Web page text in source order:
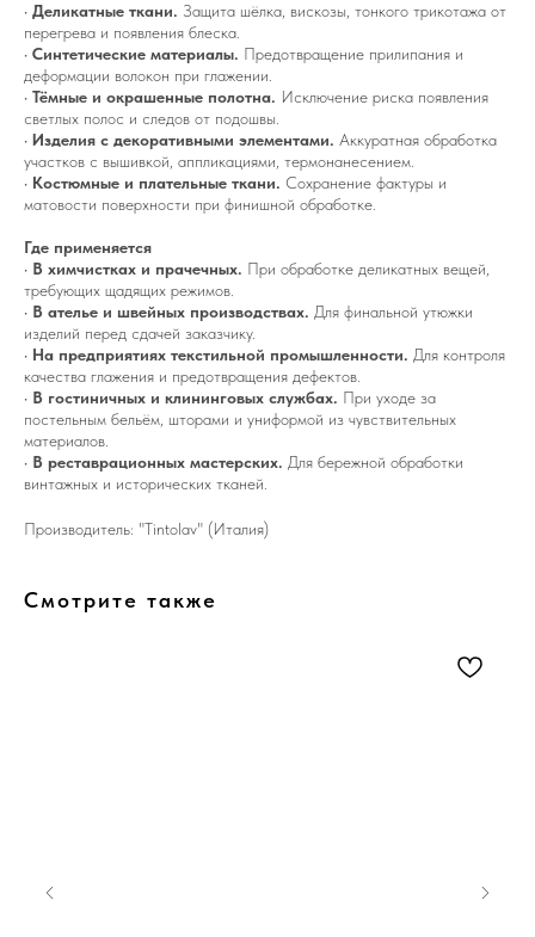
• Деликатные ткани. Защита шёлка, вискозы, тонкого трикотажа от
перегрева и появления блеска.
• Синтетические материалы. Предотвращение прилипания и
деформации волокон при глажении.
• Тёмные и окрашенные полотна. Исключение риска появления
светлых полос и следов от подошвы.
• Изделия с декоративными элементами. Аккуратная обработка
участков с вышивкой, аппликациями, термонанесением.
• Костюмные и плательные ткани. Сохранение фактуры и
матовости поверхности при финишной обработке.
Где применяется
• В химчистках и прачечных. При обработке деликатных вещей,
требующих щадящих режимов.
• В ателье и швейных производствах. Для финальной утюжки
изделий перед сдачей заказчику.
• На предприятиях текстильной промышленности. Для контроля
качества глажения и предотвращения дефектов.
• В гостиничных и клининговых службах. При уходе за
постельным бельём, шторами и униформой из чувствительных
материалов.
• В реставрационных мастерских. Для бережной обработки
винтажных и исторических тканей.
Производитель: "Tintolav" (Италия)
Смотрите также